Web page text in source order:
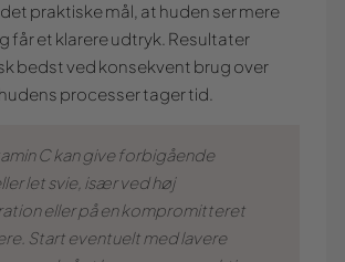
praktiske mål, at huden ser mere
får et klarere udtryk. Resultater
bedst ved konsekvent brug over
processer tager tid.
C kan give forbigående
let svie, især ved høj
eller på en kompromitteret
Start eventuelt med lavere